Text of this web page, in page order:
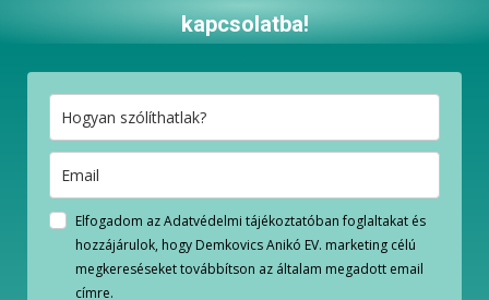
kapcsolatba!
Elfogadom az Adatvédelmi tájékoztatóban foglaltakat és
hozzájárulok, hogy Demkovics Anikó EV. marketing célú
megkereséseket továbbítson az általam megadott email
címre.